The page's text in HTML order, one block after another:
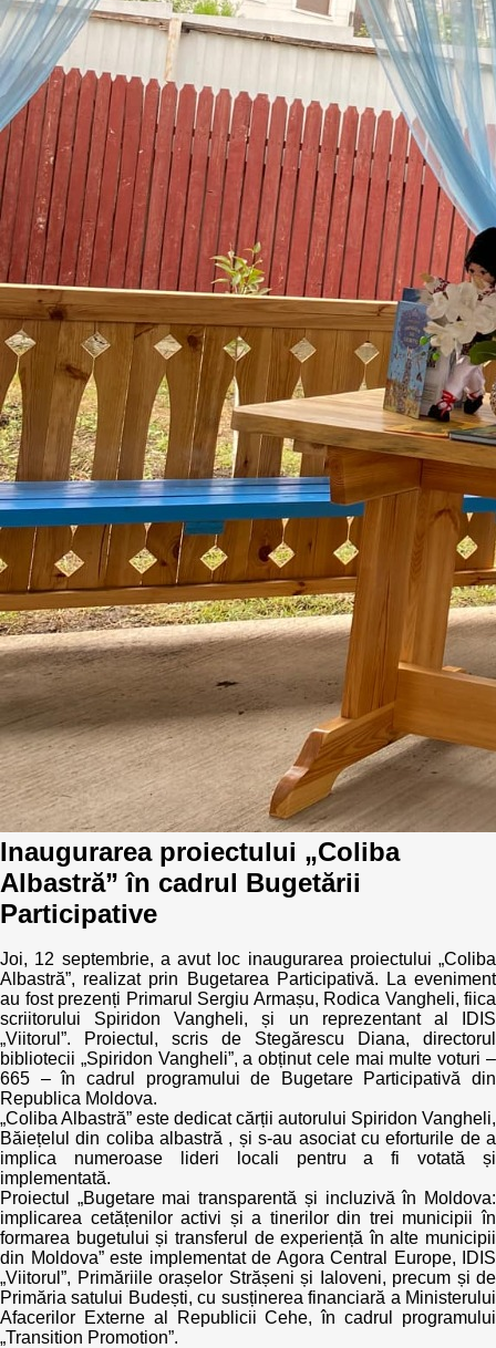
Rapoarte
Inițiative în derulare
Inițiative desfășurate
Manual de proceduri
Note & poziții​
Organigrama IDIS
Anunțuri
Consiliul consulativ internațional IDIS
Politici regionale
Bunele practici
Laborator sociometric
Transparența guvernării locale
People Watch
Proces democratic
Agenda Națională de Business
Puterea hibridă
15 minute de realism economic
Trend Hunter
Buletin EU-STRAT
Aplică la BUNELE PRACTICI
Transparența întreprinderilor de stat
Cele mai bune și cele mai proaste politici locale din
Moldova
Democrația, independența și transparența instituțiilor
publice-cheie din Moldova
Achiziții publice
Achizițiile publice în vizorul societății civile
Inaugurarea proiectului „Coliba
Albastră” în cadrul Bugetării
Participative
Joi, 12 septembrie, a avut loc inaugurarea proiectului „Coliba
Albastră”, realizat prin Bugetarea Participativă. La eveniment
au fost prezenți Primarul Sergiu Armașu, Rodica Vangheli, fiica
scriitorului Spiridon Vangheli, și un reprezentant al IDIS
„Viitorul”. Proiectul, scris de Stegărescu Diana, directorul
bibliotecii „Spiridon Vangheli”, a obținut cele mai multe voturi –
665 – în cadrul programului de Bugetare Participativă din
Republica Moldova.
„Coliba Albastră” este dedicat cărții autorului Spiridon Vangheli,
Băiețelul din coliba albastră , și s-au asociat cu eforturile de a
implica numeroase lideri locali pentru a fi votată și
implementată.
Proiectul „Bugetare mai transparentă și incluzivă în Moldova:
implicarea cetățenilor activi și a tinerilor din trei municipii în
formarea bugetului și transferul de experiență în alte municipii
din Moldova” este implementat de Agora Central Europe, IDIS
„Viitorul”, Primăriile orașelor Strășeni și Ialoveni, precum și de
Primăria satului Budești, cu susținerea financiară a Ministerului
Afacerilor Externe al Republicii Cehe, în cadrul programului
„Transition Promotion”.